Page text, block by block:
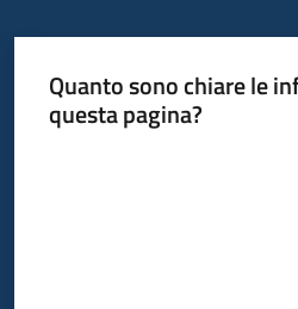
Quanto sono chiare le
questa pagina?